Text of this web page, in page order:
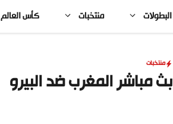
البطولات منتخبات كأس العالم 2026
منتخبات
بث مباشر المغرب ضد البيرو